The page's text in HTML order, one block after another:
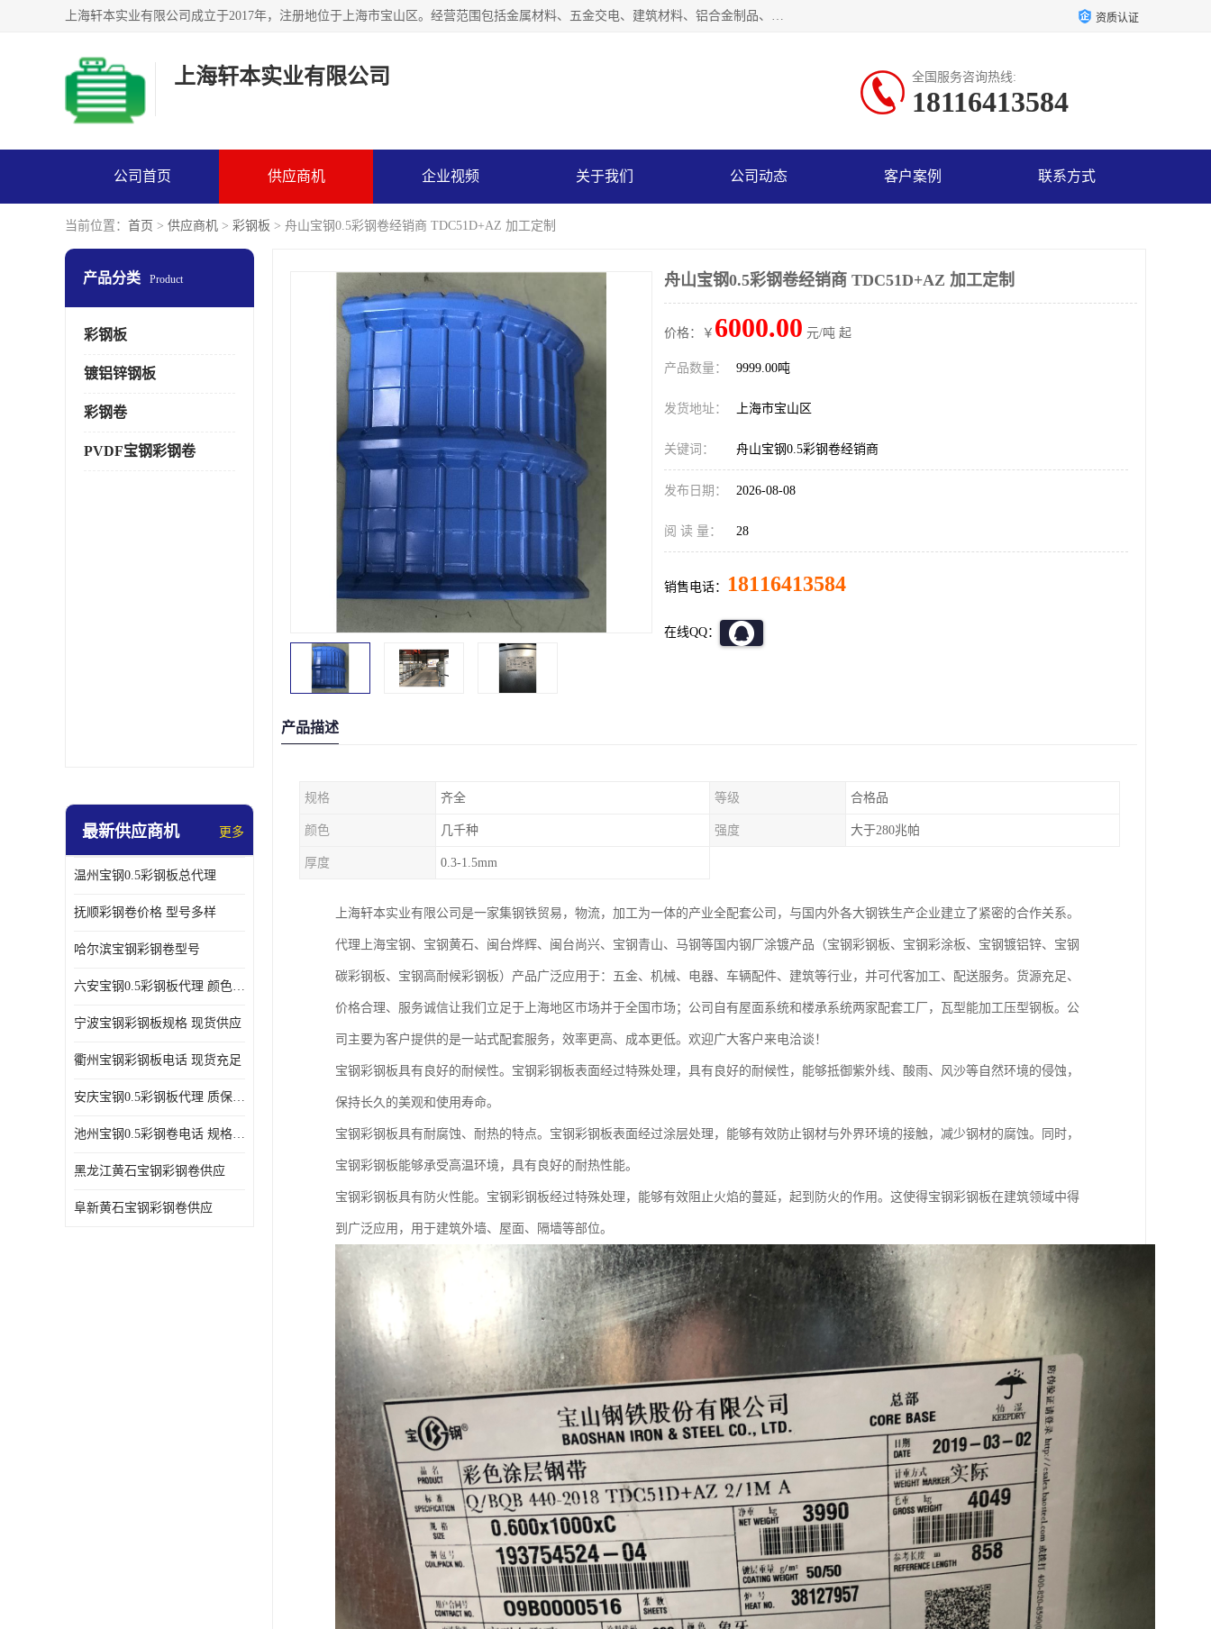
上海轩本实业有限公司成立于2017年，注册地位于上海市宝山区。经营范围包括金属材料、五金交电、建筑材料、铝合金制品、机械设备、电线电缆、装潢材料等；公司主营产品：宝钢彩钢板、宝钢彩钢卷、宝钢彩涂板、宝钢彩涂卷、宝钢高耐候彩钢板，宝钢氟碳彩钢板。是一家集钢铁贸易，物流、加工为一体的产业全配套公司。 资质认证
上海轩本实业有限公司 全国服务咨询热线:
18116413584
公司首页 供应商机 企业视频 关于我们 公司动态 客户案例 联系方式
当前位置： 首页 > 供应商机 > 彩钢板 > 舟山宝钢0.5彩钢卷经销商 TDC51D+AZ 加工定制
产品分类 Product
彩钢板
镀铝锌钢板
彩钢卷
PVDF宝钢彩钢卷
最新供应商机 更多
温州宝钢0.5彩钢板总代理
抚顺彩钢卷价格 型号多样
哈尔滨宝钢彩钢卷型号
六安宝钢0.5彩钢板代理 颜色定制
宁波宝钢彩钢板规格 现货供应
衢州宝钢彩钢板电话 现货充足
安庆宝钢0.5彩钢板代理 质保十年起
池州宝钢0.5彩钢卷电话 规格多样
黑龙江黄石宝钢彩钢卷供应
阜新黄石宝钢彩钢卷供应
舟山宝钢0.5彩钢卷经销商 TDC51D+AZ 加工定制
价格：￥ 6000.00 元/吨 起
产品数量： 9999.00吨
发货地址： 上海市宝山区
关键词： 舟山宝钢0.5彩钢卷经销商
发布日期： 2026-08-08
阅 读 量： 28
销售电话： 18116413584
在线QQ：
产品描述
规格 齐全 等级 合格品
颜色 几千种 强度 大于280兆帕
厚度 0.3-1.5mm
上海轩本实业有限公司是一家集钢铁贸易，物流，加工为一体的产业全配套公司，与国内外各大钢铁生产企业建立了紧密的合作关系。
代理上海宝钢、宝钢黄石、闽台烨辉、闽台尚兴、宝钢青山、马钢等国内钢厂涂镀产品（宝钢彩钢板、宝钢彩涂板、宝钢镀铝锌、宝钢
碳彩钢板、宝钢高耐候彩钢板）产品广泛应用于：五金、机械、电器、车辆配件、建筑等行业，并可代客加工、配送服务。货源充足、
价格合理、服务诚信让我们立足于上海地区市场并于全国市场；公司自有屋面系统和楼承系统两家配套工厂，瓦型能加工压型钢板。公
司主要为客户提供的是一站式配套服务，效率更高、成本更低。欢迎广大客户来电洽谈！
宝钢彩钢板具有良好的耐候性。宝钢彩钢板表面经过特殊处理，具有良好的耐候性，能够抵御紫外线、酸雨、风沙等自然环境的侵蚀，
保持长久的美观和使用寿命。
宝钢彩钢板具有耐腐蚀、耐热的特点。宝钢彩钢板表面经过涂层处理，能够有效防止钢材与外界环境的接触，减少钢材的腐蚀。同时，
宝钢彩钢板能够承受高温环境，具有良好的耐热性能。
宝钢彩钢板具有防火性能。宝钢彩钢板经过特殊处理，能够有效阻止火焰的蔓延，起到防火的作用。这使得宝钢彩钢板在建筑领域中得
到广泛应用，用于建筑外墙、屋面、隔墙等部位。